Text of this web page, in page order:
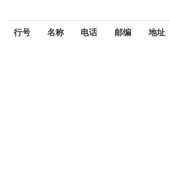
行号 名称 电话 邮编 地址